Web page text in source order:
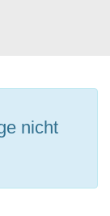
nicht